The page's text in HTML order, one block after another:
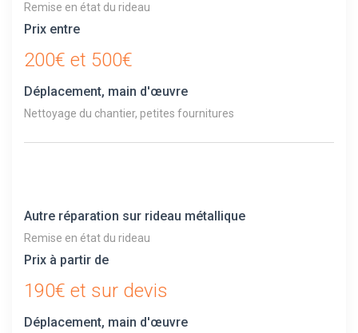
Remise en état du rideau
Prix entre
200€ et 500€
Déplacement, main d'œuvre
Nettoyage du chantier, petites fournitures
Autre réparation sur rideau métallique
Remise en état du rideau
Prix à partir de
190€ et sur devis
Déplacement, main d'œuvre